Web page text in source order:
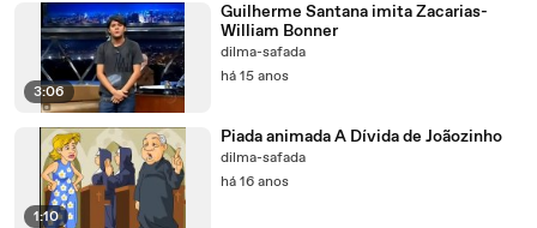
3:06
Guilherme Santana imita Zacarias-
William Bonner
dilma-safada
há 15 anos
1:10
Piada animada A Dívida de Joãozinho
dilma-safada
há 16 anos